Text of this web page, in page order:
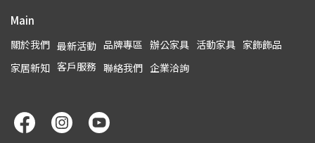
Main
關於我們 最新活動 品牌專區 辦公家具 活動家具 家飾飾品
家居新知 客戶服務 聯絡我們 企業洽詢